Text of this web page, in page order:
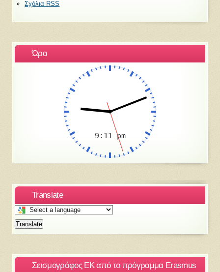
Σχόλια RSS
Ώρα
Translate
Select
a
language
this
Translate
Σεισμογράφος ΕΚ από το πρόγραμμα Erasmus